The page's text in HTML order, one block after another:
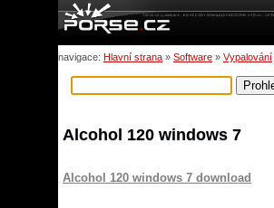
navigace: Hlavní strana » Software » Vypalování
Alcohol 120 windows 7
Alcohol 120 windows 7 download